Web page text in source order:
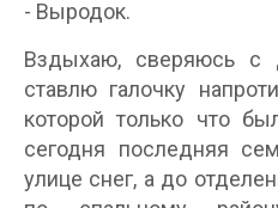
- Выродок.
Вздыхаю, сверяюсь с
ставлю галочку
которой только что
сегодня последняя
улице снег, а до